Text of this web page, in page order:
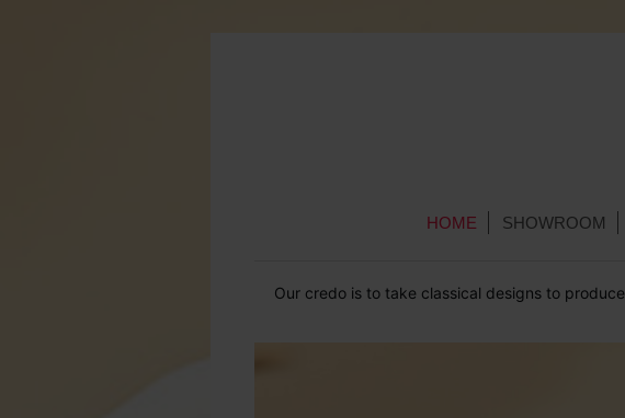
HOME SHOWROOM
Our credo is to take classical designs to